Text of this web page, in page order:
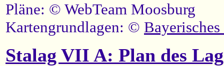
Pläne: © WebTeam Moosburg
Kartengrundlagen: ©
Stalag VII A: Plan des